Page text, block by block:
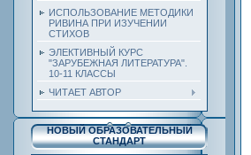
ИСПОЛЬЗОВАНИЕ МЕТОДИКИ
РИВИНА ПРИ ИЗУЧЕНИИ
СТИХОВ
ЭЛЕКТИВНЫЙ КУРС
"ЗАРУБЕЖНАЯ ЛИТЕРАТУРА".
10-11 КЛАССЫ
ЧИТАЕТ АВТОР
НОВЫЙ ОБРАЗОВАТЕЛЬНЫЙ
СТАНДАРТ